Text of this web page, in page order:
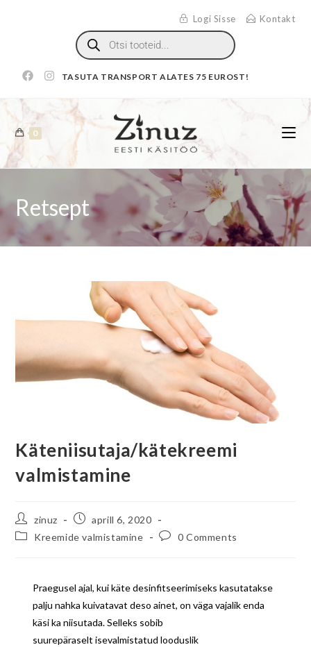
Logi Sisse Kontakt
TASUTA TRANSPORT ALATES 75 EUROST!
0
Retsept
Käteniisutaja/kätekreemi
valmistamine
zinuz
aprill 6, 2020
Kreemide valmistamine
0 Comments
Praegusel ajal, kui käte desinfitseerimiseks kasutatakse
palju nahka kuivatavat deso ainet, on väga vajalik enda
käsi ka niisutada. Selleks sobib
suurepäraselt isevalmistatud looduslik